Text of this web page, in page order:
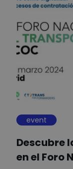
event
Descubre
en el Foro